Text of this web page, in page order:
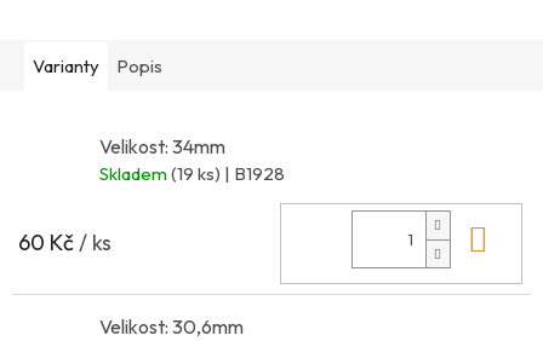
Varianty Popis
Velikost: 34mm
Skladem(19 ks) | B1928
60 Kč/ ks
Velikost: 30,6mm